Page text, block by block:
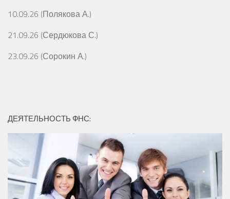
10.09.26 (Полякова А.)
21.09.26 (Сердюкова С.)
23.09.26 (Сорокин А.)
ДЕЯТЕЛЬНОСТЬ ФНС: